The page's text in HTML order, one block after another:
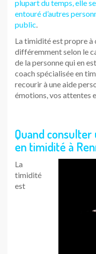
plupart du temps, elle
entouré d’autres
public.
La timidité est propre à
différemment selon le
de la personne qui en
coach spécialisée en
recourir à une aide
émotions, vos attentes
Quand consulter
en timidité à
La
timidité
est